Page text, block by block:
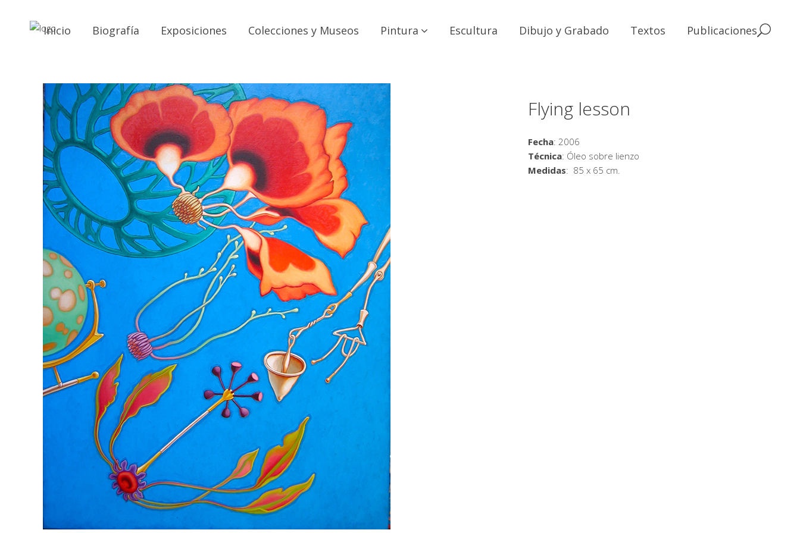
Inicio Biografía Exposiciones Colecciones y Museos Pintura Escultura Dibujo y Grabado Textos Publicaciones
Flying lesson
Fecha: 2006
Técnica: Óleo sobre lienzo
Medidas: 85 x 65 cm.